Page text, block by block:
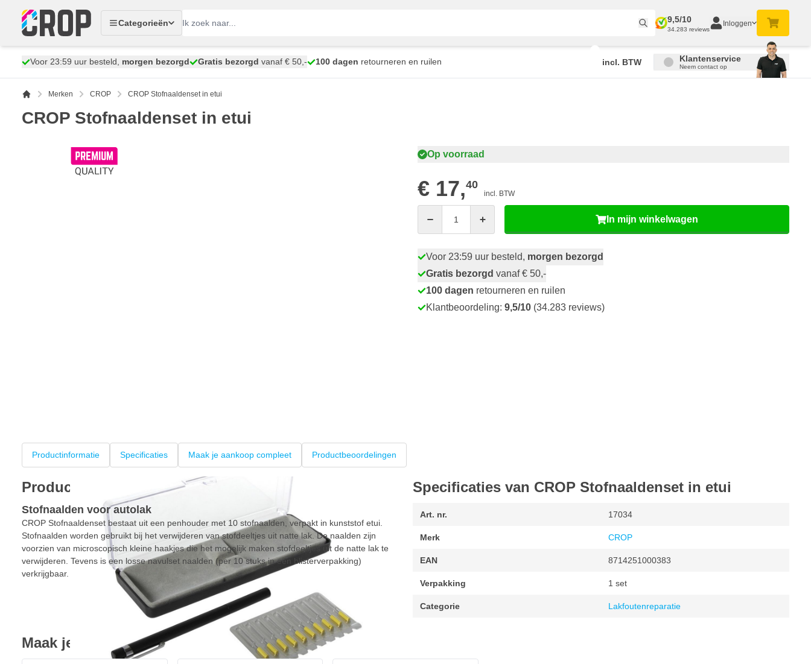
Categorieën
9,5/10
34.283 reviews
Inloggen
Voor 23:59 uur besteld, morgen bezorgd Gratis bezorgd vanaf € 50,- 100 dagen retourneren en ruilen incl. BTW Klantenservice
Neem contact op
Merken CROP CROP Stofnaaldenset in etui
CROP Stofnaaldenset in etui
Op voorraad
€ 17,40
incl. BTW
In mijn winkelwagen
Voor 23:59 uur besteld, morgen bezorgd
Gratis bezorgd vanaf € 50,-
100 dagen retourneren en ruilen
Klantbeoordeling: 9,5/10 (34.283 reviews)
Productinformatie Specificaties Maak je aankoop compleet Productbeoordelingen
Productinformatie
Stofnaalden voor autolak
CROP Stofnaaldenset bestaat uit een penhouder met 10 stofnaalden, verpakt in kunststof etui.
Stofnaalden worden gebruikt bij het verwijderen van stofdeeltjes uit natte lak. De naalden zijn
voorzien van microscopisch kleine haakjes die het mogelijk maken stofdeeltjes uit de natte lak te
verwijderen. Tevens is een losse navulset naalden (per 10 stuks in een blisterverpakking)
verkrijgbaar.
Specificaties van CROP Stofnaaldenset in etui
Art. nr. 17034
Merk CROP
EAN 8714251000383
Verpakking 1 set
Categorie Lakfoutenreparatie
Maak je aankoop compleet